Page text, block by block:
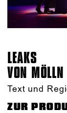
LEAKS
VON
Text und
ZUR